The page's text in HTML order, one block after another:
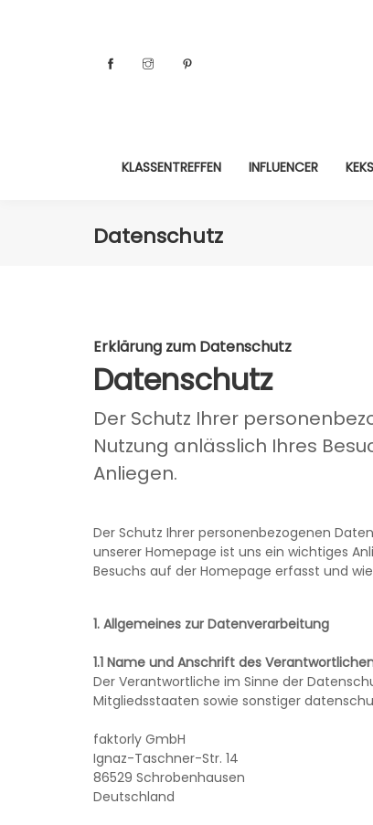
KLASSENTREFFEN INFLUENCER KEKS
Datenschutz
Erklärung zum Datenschutz
Datenschutz
Der Schutz Ihrer
Nutzung anlässlich Ihres
Anliegen.
Der Schutz Ihrer personenbezogenen
unserer Homepage ist uns ein wichtiges
Besuchs auf der Homepage erfasst und
1. Allgemeines zur Datenverarbeitung
1.1 Name und Anschrift des
Der Verantwortliche im Sinne der
Mitgliedsstaaten sowie sonstiger
faktorly GmbH
Ignaz-Taschner-Str. 14
86529 Schrobenhausen
Deutschland